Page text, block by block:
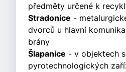
předměty určené k
Stradonice -
dvorců u hlavní
brány
Šlapanice - v objektech
pyrotechnologických